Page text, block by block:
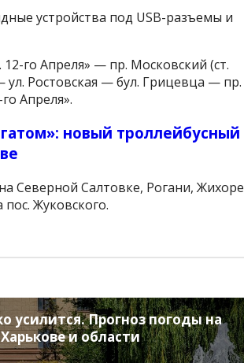
устройства под USB-разъемы и
го Апреля» — пр. Московский (ст.
Ростовская — бул. Грицевца — пр.
Апреля».
новый троллейбусный
Северной Салтовке, Рогани, Жихоре
Жуковского.
усилится. Прогноз погоды на
Харькове и области